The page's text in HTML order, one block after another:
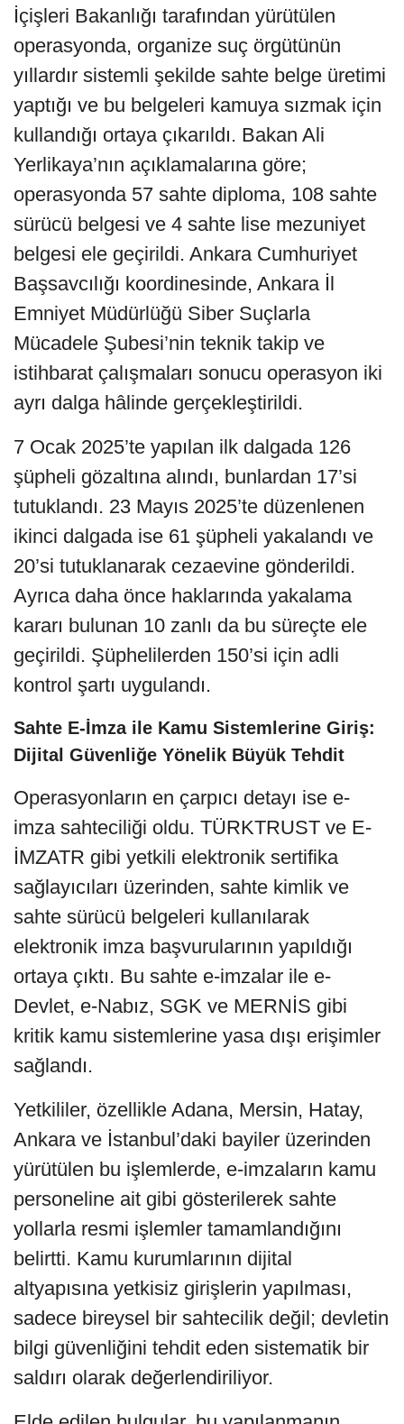
İçişleri Bakanlığı tarafından yürütülen
operasyonda, organize suç örgütünün
yıllardır sistemli şekilde sahte belge üretimi
yaptığı ve bu belgeleri kamuya sızmak için
kullandığı ortaya çıkarıldı. Bakan Ali
Yerlikaya’nın açıklamalarına göre;
operasyonda 57 sahte diploma, 108 sahte
sürücü belgesi ve 4 sahte lise mezuniyet
belgesi ele geçirildi. Ankara Cumhuriyet
Başsavcılığı koordinesinde, Ankara İl
Emniyet Müdürlüğü Siber Suçlarla
Mücadele Şubesi’nin teknik takip ve
istihbarat çalışmaları sonucu operasyon iki
ayrı dalga hâlinde gerçekleştirildi.
7 Ocak 2025’te yapılan ilk dalgada 126
şüpheli gözaltına alındı, bunlardan 17’si
tutuklandı. 23 Mayıs 2025’te düzenlenen
ikinci dalgada ise 61 şüpheli yakalandı ve
20’si tutuklanarak cezaevine gönderildi.
Ayrıca daha önce haklarında yakalama
kararı bulunan 10 zanlı da bu süreçte ele
geçirildi. Şüphelilerden 150’si için adli
kontrol şartı uygulandı.
Sahte E-İmza ile Kamu Sistemlerine Giriş:
Dijital Güvenliğe Yönelik Büyük Tehdit
Operasyonların en çarpıcı detayı ise e-
imza sahteciliği oldu. TÜRKTRUST ve E-
İMZATR gibi yetkili elektronik sertifika
sağlayıcıları üzerinden, sahte kimlik ve
sahte sürücü belgeleri kullanılarak
elektronik imza başvurularının yapıldığı
ortaya çıktı. Bu sahte e-imzalar ile e-
Devlet, e-Nabız, SGK ve MERNİS gibi
kritik kamu sistemlerine yasa dışı erişimler
sağlandı.
Yetkililer, özellikle Adana, Mersin, Hatay,
Ankara ve İstanbul’daki bayiler üzerinden
yürütülen bu işlemlerde, e-imzaların kamu
personeline ait gibi gösterilerek sahte
yollarla resmi işlemler tamamlandığını
belirtti. Kamu kurumlarının dijital
altyapısına yetkisiz girişlerin yapılması,
sadece bireysel bir sahtecilik değil; devletin
bilgi güvenliğini tehdit eden sistematik bir
saldırı olarak değerlendiriliyor.